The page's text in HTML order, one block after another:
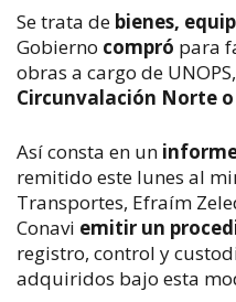
Se trata de bienes,
Gobierno compró para
obras a cargo de
Circunvalación Norte
Así consta en un
remitido este lunes al
Transportes, Efraím
Conavi emitir un
registro, control y
adquiridos bajo esta